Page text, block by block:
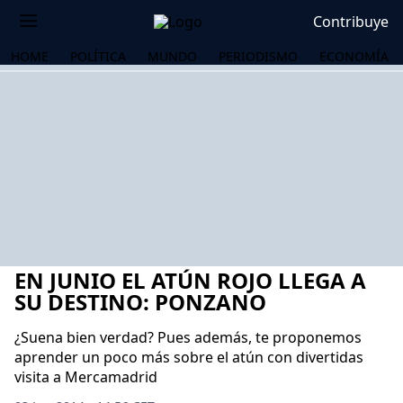
Contribuye
HOME POLÍTICA MUNDO PERIODISMO ECONOMÍA
EN JUNIO EL ATÚN ROJO LLEGA A
SU DESTINO: PONZANO
¿Suena bien verdad? Pues además, te proponemos
aprender un poco más sobre el atún con divertidas
visita a Mercamadrid